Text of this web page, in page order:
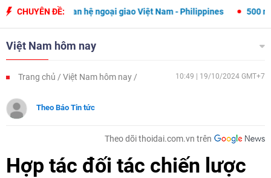
CHUYÊN ĐỀ:
quan hệ ngoại giao Việt Nam - Philippines 500 ngày đêm tìm
Việt Nam hôm nay
Trang chủ Việt Nam hôm nay 10:49 | 19/10/2024 GMT+7
Theo Báo Tin tức
Theo dõi thoidai.com.vn trên
Hợp tác đối tác chiến lược